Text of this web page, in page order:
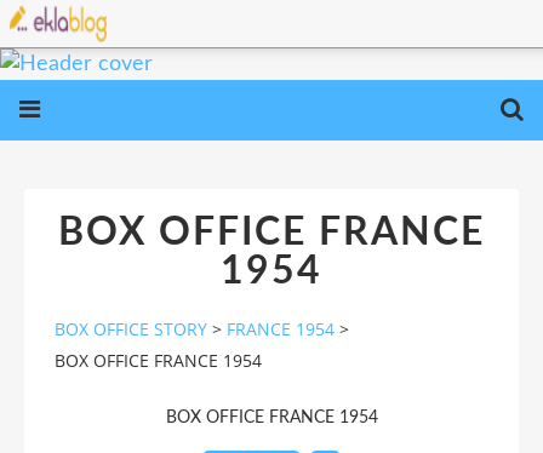
BOX OFFICE FRANCE
1954
BOX OFFICE STORY > FRANCE 1954 >
BOX OFFICE FRANCE 1954
BOX OFFICE FRANCE 1954